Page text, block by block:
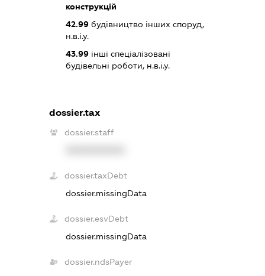
конструкцій
42.99 будівництво інших споруд,
н.в.і.у.
43.99 інші спеціалізовані
будівельні роботи, н.в.і.у.
dossier.tax
dossier.staff
dossier.taxDebt
dossier.missingData
dossier.esvDebt
dossier.missingData
dossier.ndsPayer